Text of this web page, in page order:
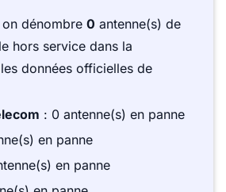
dénombre 0 antenne(s) de
hors service dans la
données officielles de
: 0 antenne(s) en panne
en panne
en panne